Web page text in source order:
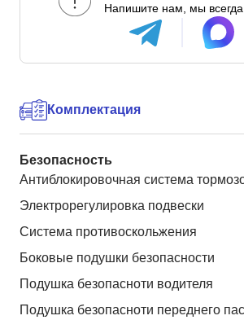
Напишите нам, мы всегда
Комплектация
Безопасность
Антиблокировочная система
Электрорегулировка подвески
Система противоскольжения
Боковые подушки безопасности
Подушка безопасноти водителя
Подушка безопасноти переднего